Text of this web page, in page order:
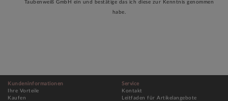
Taubenweiß GmbH ein und bestätige das ich diese zur Kenntnis genommen
habe.
Kundeninformationen
Ihre Vorteile
Kaufen
Service
Kontakt
Leitfaden für Artikelangebote